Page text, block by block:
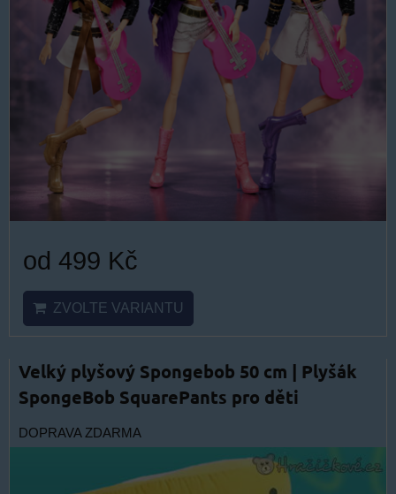
od 499 Kč
ZVOLTE VARIANTU
Velký plyšový Spongebob 50 cm | Plyšák
SpongeBob SquarePants pro děti
DOPRAVA ZDARMA